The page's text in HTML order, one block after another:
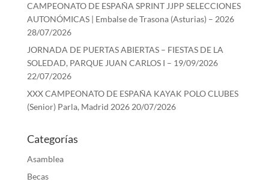
CAMPEONATO DE ESPAÑA SPRINT JJPP SELECCIONES
AUTONÓMICAS | Embalse de Trasona (Asturias) – 2026
28/07/2026
JORNADA DE PUERTAS ABIERTAS – FIESTAS DE LA
SOLEDAD, PARQUE JUAN CARLOS I – 19/09/2026
22/07/2026
XXX CAMPEONATO DE ESPAÑA KAYAK POLO CLUBES
(Senior) Parla, Madrid 2026 20/07/2026
Categorías
Asamblea
Becas